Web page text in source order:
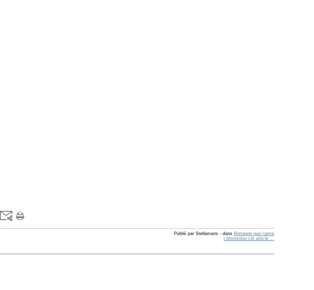
Publié par Stellamaris - dans Bretagne que j'aime
commenter cet article